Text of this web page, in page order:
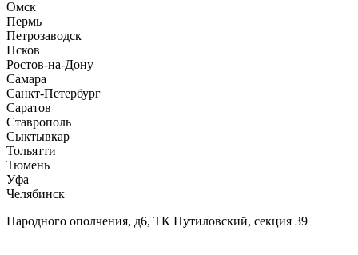
Омск
Пермь
Петрозаводск
Псков
Ростов-на-Дону
Самара
Санкт-Петербург
Саратов
Ставрополь
Сыктывкар
Тольятти
Тюмень
Уфа
Челябинск
Народного ополчения, д6, ТК Путиловский, секция 39